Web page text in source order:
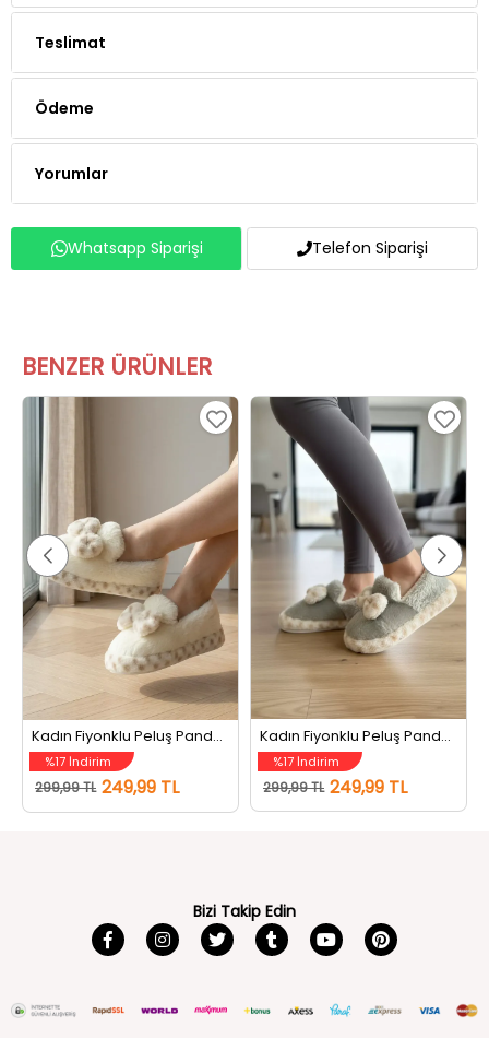
Teslimat
Ödeme
Yorumlar
Whatsapp Siparişi Telefon Siparişi
BENZER ÜRÜNLER
Kadın Fiyonklu Peluş Panduf Ev Ayakkabısı Krem
%17 İndirim
299,99 TL 249,99 TL
Kadın Fiyonklu Peluş Panduf Ev Ayakkabısı Açıkmint
%17 İndirim
299,99 TL 249,99 TL
Bizi Takip Edin